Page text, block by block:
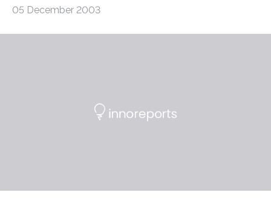
05 December 2003